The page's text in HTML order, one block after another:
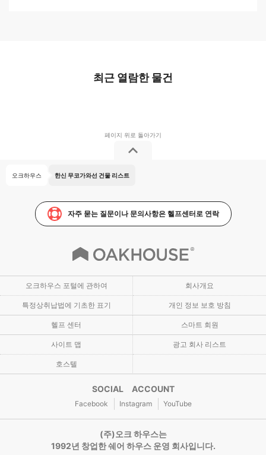
최근 열람한 물건
오크하우스 한신 무코가와선 건물 리스트
자주 묻는 질문이나 문의사항은 헬프센터로 연락
오크하우스 포털에 관하여 회사개요
특정상취납법에 기초한 표기 개인 정보 보호 방침
헬프 센터 스마트 회원
사이트 맵 광고 회사 리스트
호스텔
SOCIAL ACCOUNT
Facebook Instagram YouTube
(주)오크 하우스는
1992년 창업한 쉐어 하우스 운영 회사입니다.